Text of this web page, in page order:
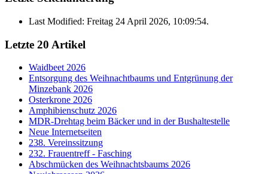
Last Modified: Freitag 24 April 2026, 10:09:54.
Letzte 20 Artikel
Waidbeet 2026
Entsorgung des Weihnachtbaums und Entgrünung der
Minzebank 2026
Osterkrone 2026
Amphibienschutz 2026
MDR-Drehtag beim Bäcker und in der Bushaltestelle
Neue Internetseiten
238. Vereinssitzung
232. Frauentreff - Fasching
Abschmücken des Weihnachtsbaums 2026